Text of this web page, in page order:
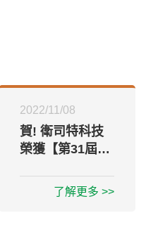
2022/11/08
賀! 衛司特科技
榮獲【第31屆國
了解更多 >>